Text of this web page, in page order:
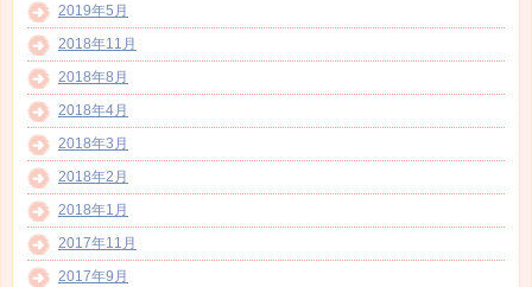
2019年5月
2018年11月
2018年8月
2018年4月
2018年3月
2018年2月
2018年1月
2017年11月
2017年9月